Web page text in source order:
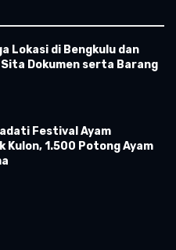
Lokasi di Bengkulu dan
Sita Dokumen serta Barang
Festival Ayam
Kulon, 1.500 Potong Ayam